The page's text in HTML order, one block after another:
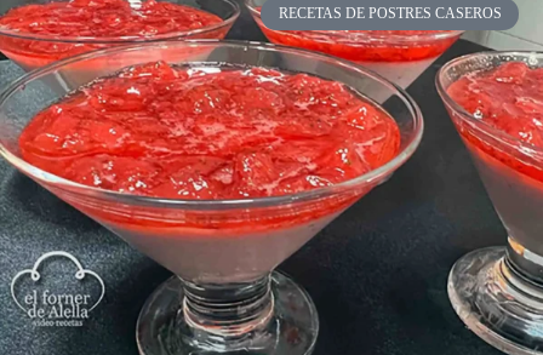
RECETAS DE POSTRES CASEROS